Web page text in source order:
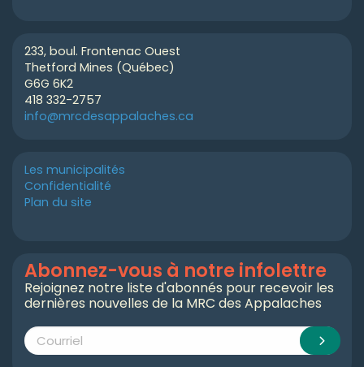
233, boul. Frontenac Ouest
Thetford Mines (Québec)
G6G 6K2
418 332-2757
info@mrcdesappalaches.ca
Les municipalités
Confidentialité
Plan du site
Abonnez-vous à notre infolettre
Rejoignez notre liste d'abonnés pour recevoir les
dernières nouvelles de la MRC des Appalaches